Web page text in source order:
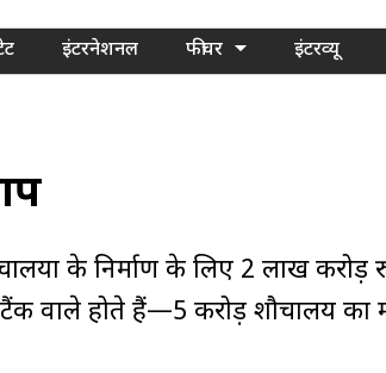
इंटरनेशनल फीचर इंटरव्यू
के निर्माण के लिए 2 लाख
वाले होते हैं—5 करोड़ शौचालय का